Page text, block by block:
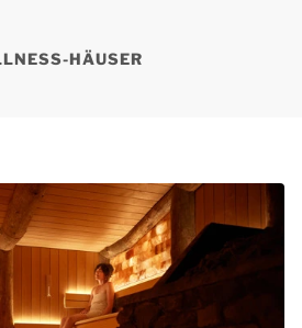
HÄUSER